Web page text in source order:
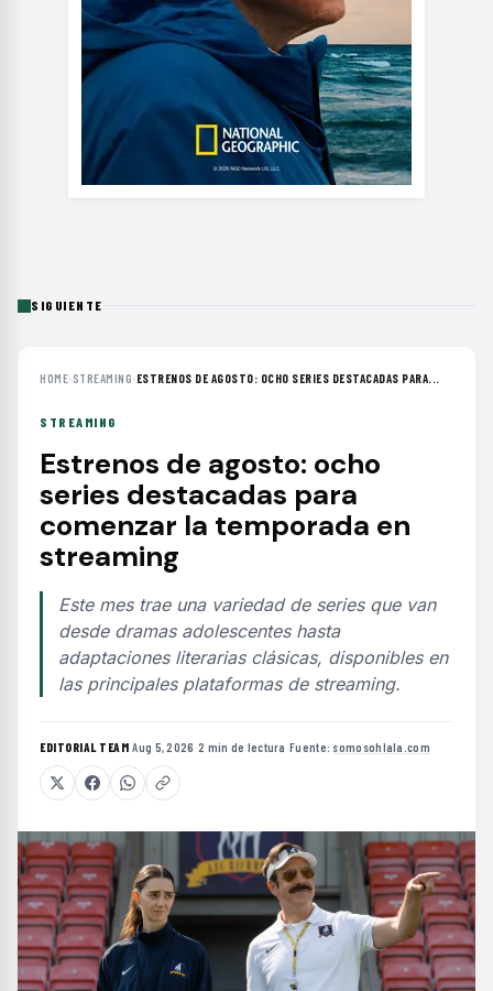
SIGUIENTE
HOME› STREAMING› ESTRENOS DE AGOSTO: OCHO SERIES DESTACADAS PARA...
STREAMING
Estrenos de agosto: ocho
series destacadas para
comenzar la temporada en
streaming
Este mes trae una variedad de series que van
desde dramas adolescentes hasta
adaptaciones literarias clásicas, disponibles en
las principales plataformas de streaming.
EDITORIAL TEAM·Aug 5, 2026 ·2 min de lectura ·Fuente: somosohlala.com